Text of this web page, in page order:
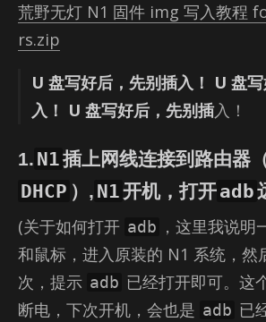
荒野无灯 N1 固件 img 写入教程
rs.zip
U 盘写好后，先别插入！ U 盘
入！ U 盘写好后，先别插入！
1. N1插上网线连接到路由器
DHCP ）, N1开机，打开adb
(关于如何打开 adb ，这里我说明
和鼠标，进入原装的 N1 系统，然
次，提示 adb 已经打开即可。这
断电，下次开机，会也是 adb 已